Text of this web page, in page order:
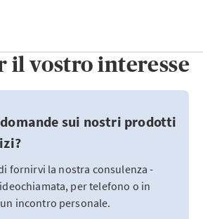
il vostro interesse
sui nostri prodotti
fornirvi la nostra consulenza -
per telefono o in
incontro personale.